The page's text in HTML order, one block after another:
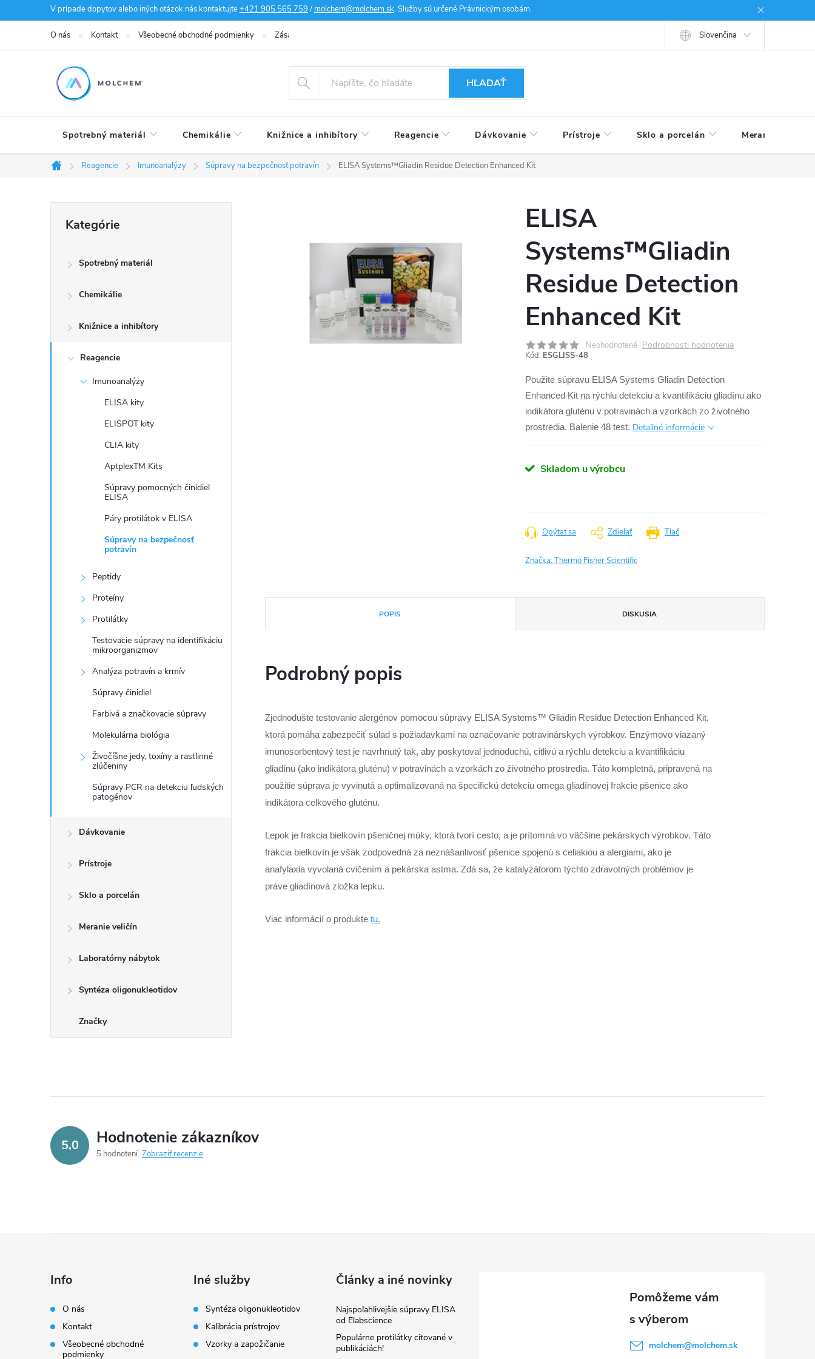
na
V prípade dopytov alebo iných otázok nás kontaktujte+421 905 565 759/ molchem@molchem.sk. Služby sú určené Právnickým osobám.
O nás Kontakt Všeobecné obchodné podmienky Zásady ochrany osobných údajov Slovenčina
HĽADAŤ
Spotrebný materiál Chemikálie Knižnice a inhibítory Reagencie Dávkovanie Prístroje Sklo a porcelán Meranie veličín
Domov
Reagencie Imunoanalýzy Súpravy na bezpečnosť potravín ELISA Systems™Gliadin Residue Detection Enhanced Kit
ý
kategórie
Kategórie
Spotrebný materiál
Chemikálie
Knižnice a inhibítory
Reagencie
Imunoanalýzy
ELISA kity
ELISPOT kity
CLIA kity
AptplexTM Kits
Súpravy pomocných činidiel
ELISA
Páry protilátok v ELISA
Súpravy na bezpečnosť
potravín
Peptidy
Proteíny
Protilátky
Testovacie súpravy na identifikáciu
mikroorganizmov
Analýza potravín a krmív
Súpravy činidiel
Farbivá a značkovacie súpravy
Molekulárna biológia
Živočíšne jedy, toxíny a rastlinné
zlúčeniny
Súpravy PCR na detekciu ľudských
patogénov
Dávkovanie
Prístroje
Sklo a porcelán
Meranie veličín
Laboratórny nábytok
Syntéza oligonukleotidov
Značky
ELISA
Systems™Gliadin
Residue Detection
Enhanced Kit
Neohodnotené Podrobnosti hodnotenia
Kód: ESGLISS-48
Použite súpravu ELISA Systems Gliadin Detection
Enhanced Kit na rýchlu detekciu a kvantifikáciu gliadínu ako
indikátora gluténu v potravinách a vzorkách zo životného
prostredia. Balenie 48 test. Detailné informácie
Skladom u výrobcu
Tlač
Opýtať sa Zdieľať
Značka:Thermo Fisher Scientific
POPIS DISKUSIA
Podrobný popis
Zjednodušte testovanie alergénov pomocou súpravy ELISA Systems™ Gliadin Residue Detection Enhanced Kit,
ktorá pomáha zabezpečiť súlad s požiadavkami na označovanie potravinárskych výrobkov. Enzýmovo viazaný
imunosorbentový test je navrhnutý tak, aby poskytoval jednoduchú, citlivú a rýchlu detekciu a kvantifikáciu
gliadínu (ako indikátora gluténu) v potravinách a vzorkách zo životného prostredia. Táto kompletná, pripravená na
použitie súprava je vyvinutá a optimalizovaná na špecifickú detekciu omega gliadínovej frakcie pšenice ako
indikátora celkového gluténu.
Lepok je frakcia bielkovín pšeničnej múky, ktorá tvorí cesto, a je prítomná vo väčšine pekárskych výrobkov. Táto
frakcia bielkovín je však zodpovedná za neznášanlivosť pšenice spojenú s celiakiou a alergiami, ako je
anafylaxia vyvolaná cvičením a pekárska astma. Zdá sa, že katalyzátorom týchto zdravotných problémov je
práve gliadínová zložka lepku.
Viac informácií o produkte tu.
5,0 Hodnotenie zákazníkov
5 hodnotení Zobraziť recenzie
Info
O nás
Kontakt
Všeobecné obchodné
podmienky
Iné služby
Syntéza oligonukleotidov
Kalibrácia prístrojov
Vzorky a zapožičanie
Články a iné novinky
Najspoľahlivejšie súpravy ELISA
od Elabscience
Populárne protilátky citované v
publikáciách!
molchem@molchem.sk